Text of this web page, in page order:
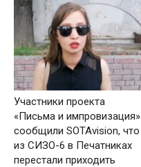
Участники проекта
«Письма и импровизация»
сообщили SOTAvision, что
из СИЗО-6 в Печатниках
перестали приходить